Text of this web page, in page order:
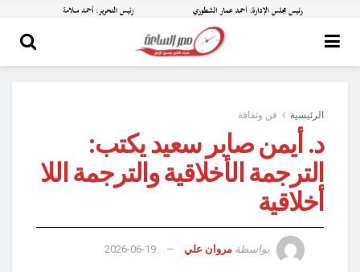
الرئيسية فن وثقافة
د. أيمن صابر سعيد يكتب:
الترجمة الأخلاقية والترجمة اللا
أخلاقية
بواسطة مروان علي 2026-06-19